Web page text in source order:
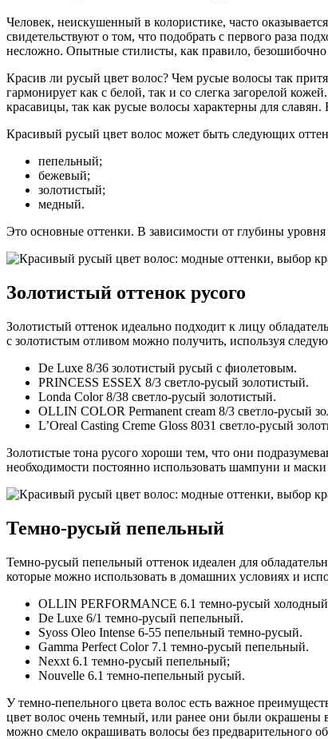
Человек, неискушенный в колористике, часто
свидетельствуют о том, что подобрать с первого раза
несложно. Опытные стилисты, как правило, безошибочно
Красив ли русый цвет волос? Чем русые волосы так
гармонирует как с белой, так и со слегка загорелой
красавицы, так как русые волосы характерны для
Красивый русый цвет волос может быть следующих
пепельный;
бежевый;
золотистый;
медный.
Это основные оттенки. В зависимости от глубины
Золотистый оттенок русого
Золотистый оттенок идеально подходит к лицу
с золотистым отливом можно получить, используя
De Luxe 8/36 золотистый русый с фиолетовым.
PRINCESS ESSEX 8/3 светло-русый золотистый.
Londa Color 8/38 светло-русый золотистый.
OLLIN COLOR Permanent cream 8/3 светло-русый
L’Oreal Casting Creme Gloss 8031 светло-русый
Золотистые тона русого хороши тем, что они
необходимости постоянно использовать шампуни и
Темно-русый пепельный
Темно-русый пепельный оттенок идеален для
которые можно использовать в домашних условиях и
OLLIN PERFORMANCE 6.1 темно-русый холодный
De Luxe 6/1 темно-русый пепельный.
Syoss Oleo Intense 6-55 пепельный темно-русый.
Gamma Perfect Color 7.1 темно-русый пепельный.
Nexxt 6.1 темно-русый пепельный;
Nouvelle 6.1 темно-пепельный русый.
У темно-пепельного цвета волос есть важное
цвет волос очень темный, или ранее они были окрашены
можно смело окрашивать волосы без предварительного